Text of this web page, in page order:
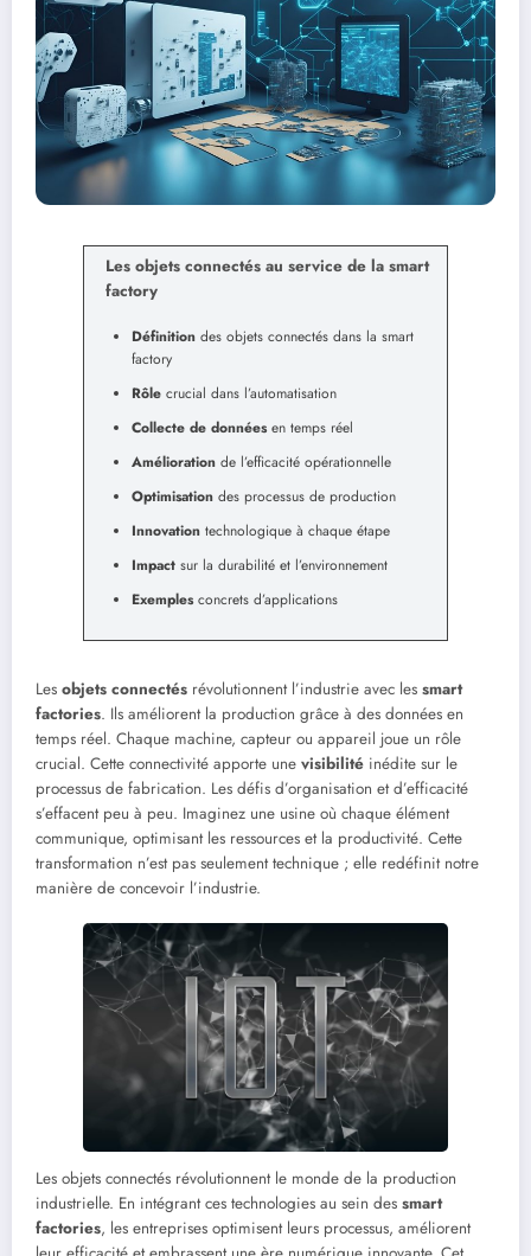
Les objets connectés au service de la smart
factory
Définition des objets connectés dans la smart
factory
Rôle crucial dans l’automatisation
Collecte de donnéesen temps réel
Amélioration de l’efficacité opérationnelle
Optimisation des processus de production
Innovation technologique à chaque étape
Impact sur la durabilité et l’environnement
Exemplesconcrets d’applications
Les objets connectés révolutionnent l’industrie avec les smart
factories. Ils améliorent la production grâce à des données en
temps réel. Chaque machine, capteur ou appareil joue un rôle
crucial. Cette connectivité apporte une visibilité inédite sur le
processus de fabrication. Les défis d’organisation et d’efficacité
s’effacent peu à peu. Imaginez une usine où chaque élément
communique, optimisant les ressources et la productivité. Cette
transformation n’est pas seulement technique ; elle redéfinit notre
manière de concevoir l’industrie.
Les objets connectés révolutionnent le monde de la production
industrielle. En intégrant ces technologies au sein des smart
factories, les entreprises optimisent leurs processus, améliorent